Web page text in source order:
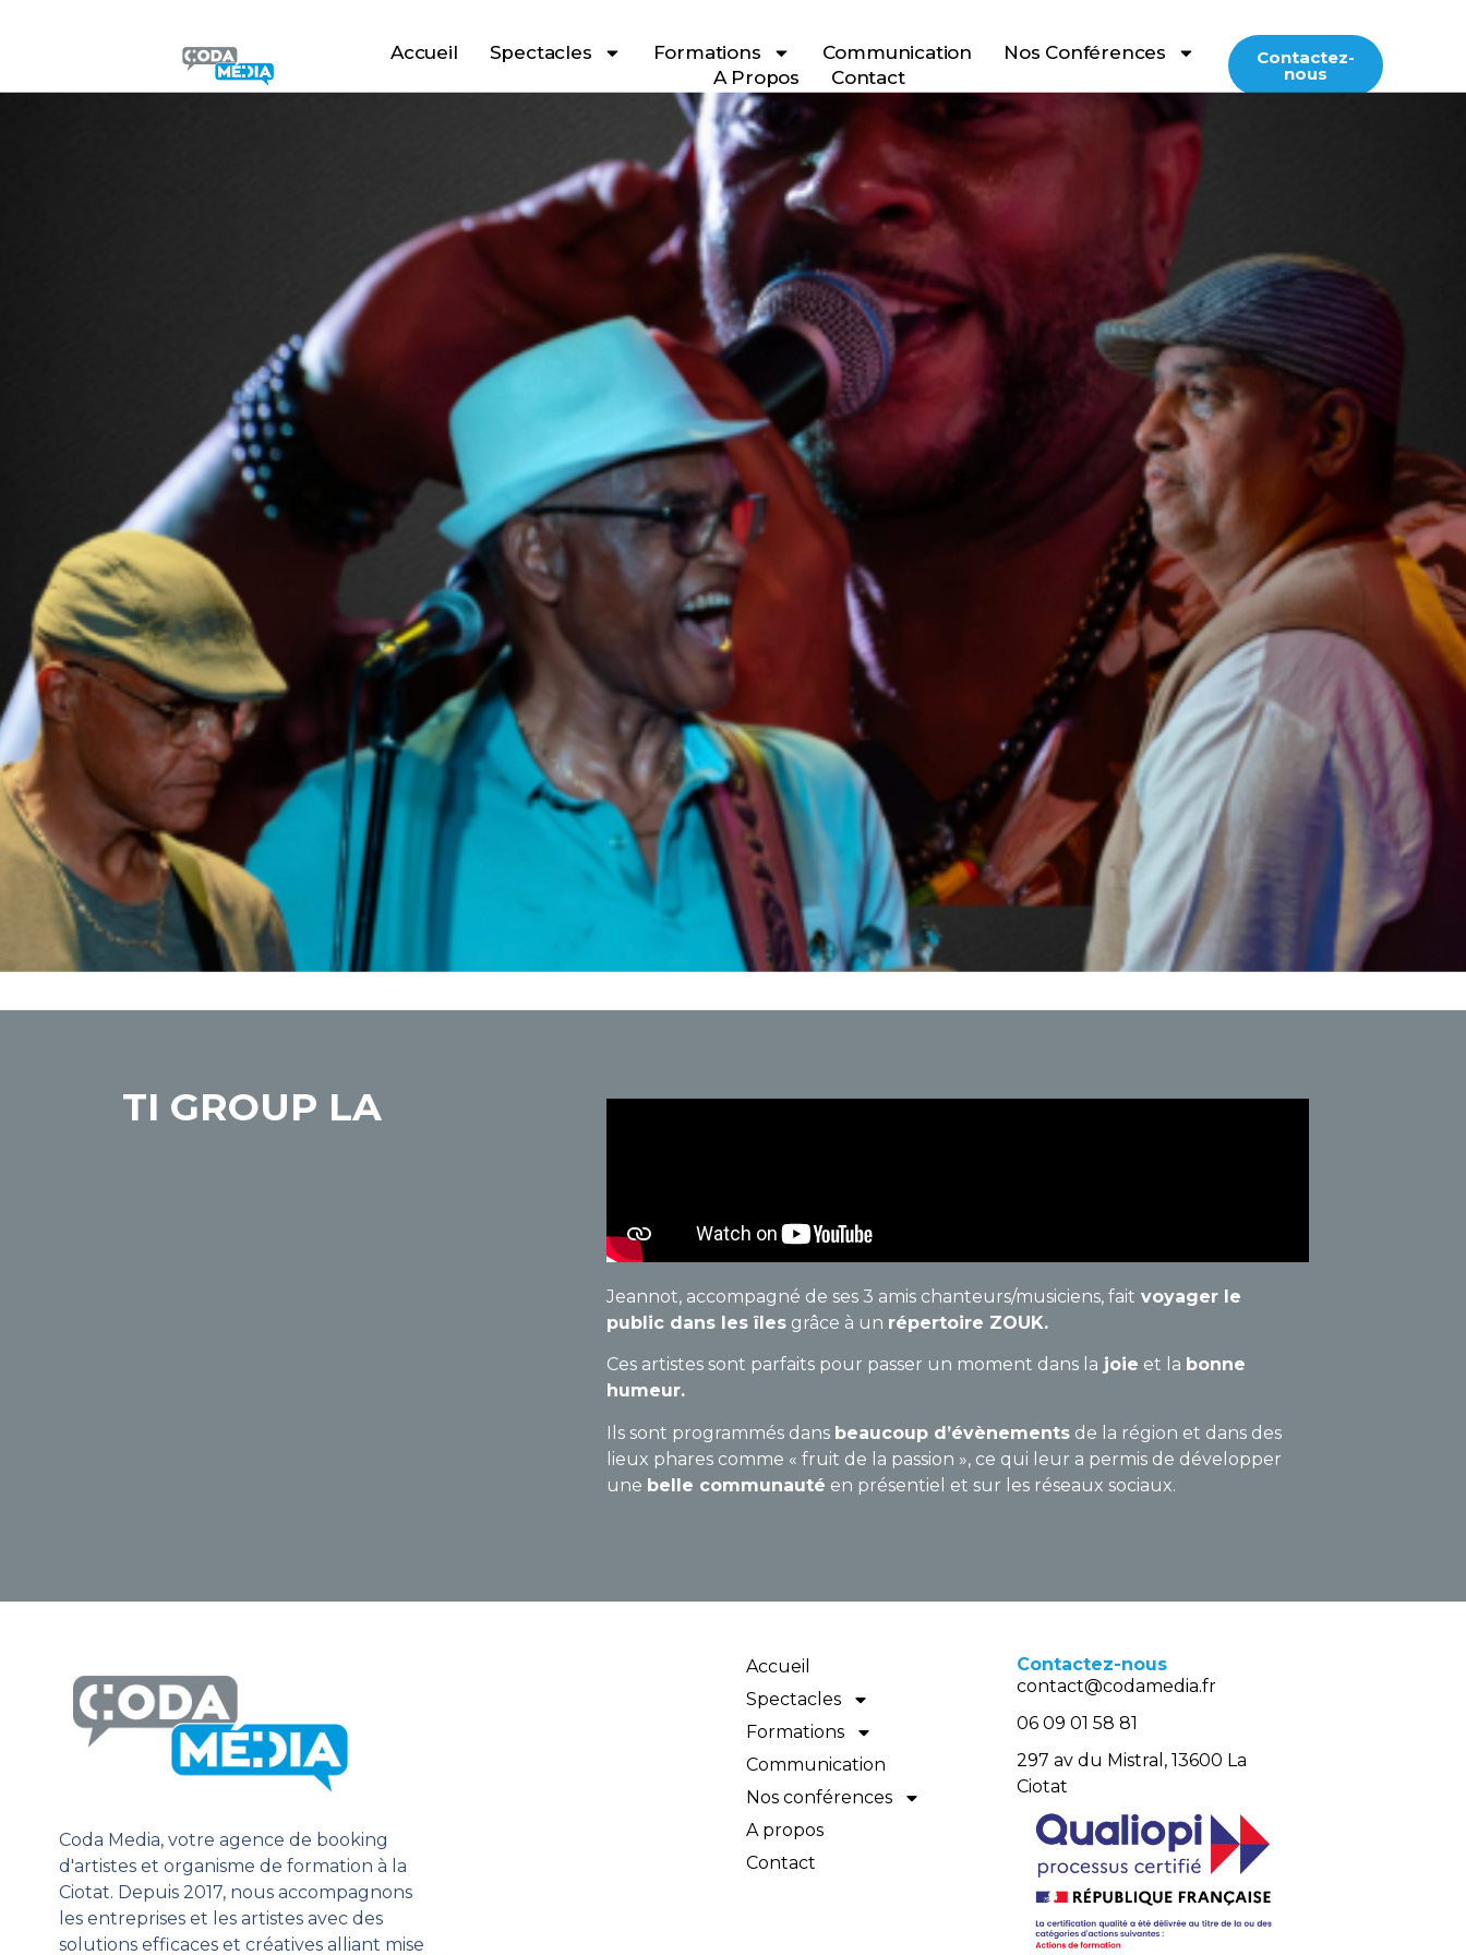
Accueil Spectacles Formations Communication
Nos Conférences
A Propos
Contact
Contactez-
nous
TI GROUP LA
Jeannot, accompagné de ses 3 amis chanteurs/musiciens, fait voyager le
public dans les îlesgrâce à un répertoire ZOUK.
Ces artistes sont parfaits pour passer un moment dans la joie et la bonne
humeur.
Ils sont programmés dans beaucoup d’évènementsde la région et dans des
lieux phares comme « fruit de la passion », ce qui leur a permis de développer
une belle communauté en présentiel et sur les réseaux sociaux.
Coda Media, votre agence de booking
d'artistes et organisme de formation à la
Ciotat. Depuis 2017, nous accompagnons
les entreprises et les artistes avec des
solutions efficaces et créatives alliant mise
Accueil
Spectacles
Formations
Communication
Nos conférences
A propos
Contact
Contactez-nous
contact@codamedia.fr​
06 09 01 58 81​
297 av du Mistral, 13600 La
Ciotat